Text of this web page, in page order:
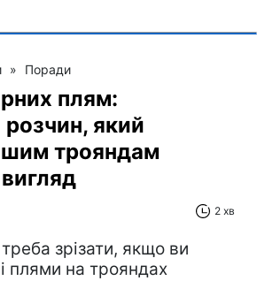
» Поради
плям:
розчин, який
трояндам
2 хв
зрізати, якщо ви
плями на трояндах